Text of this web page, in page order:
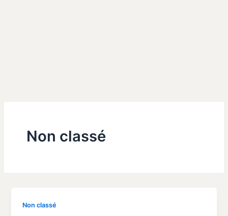
Non classé
Non classé